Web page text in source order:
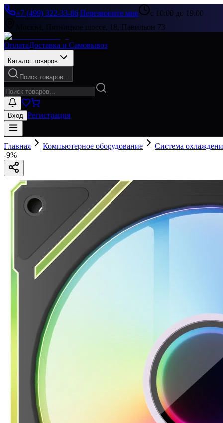
+7 (499) 322-33-86|Перезвоните мне
с 10:00 до 19:00
Москва, Пятницкое шоссе, 18, Павильон 73
ОплатаДоставка и Самовывоз
Каталог товаров
Поиск товаров...
Вход Регистрация
Главная Компьютерное оборудование Система
-9%